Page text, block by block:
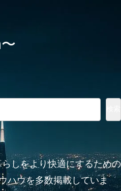
しをより快適にするための
ハウを多数掲載していま